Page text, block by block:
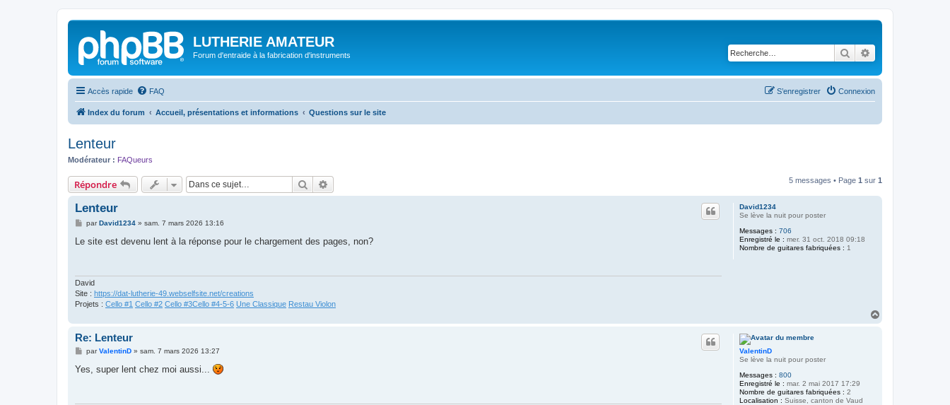
LUTHERIE AMATEUR
Forum d'entraide à la fabrication d'instruments Rechercher
Accès rapide FAQ Connexion
S’enregistrer
Index du forum Accueil, présentations et informations Questions sur le site
Lenteur
Modérateur : FAQueurs
Répondre Rechercher 5 messages • Page 1 sur 1
David1234
Se lève la nuit pour poster
Messages : 706
Enregistré le : mer. 31 oct. 2018 09:18
Nombre de guitares fabriquées : 1
Lenteur
M
s
parDavid1234» sam. 7 mars 2026 13:16
Le site est devenu lent à la réponse pour le chargement des pages, non?
David
Site : https://dat-lutherie-49.webselfsite.net/creations
Projets : Cello #1 Cello #2 Cello #3Cello #4-5-6 Une Classique Restau Violon
ValentinD
Se lève la nuit pour poster
Messages : 800
Enregistré le : mar. 2 mai 2017 17:29
Nombre de guitares fabriquées : 2
Localisation : Suisse, canton de Vaud
Re: Lenteur
M
s
parValentinD» sam. 7 mars 2026 13:27
Yes, super lent chez moi aussi...